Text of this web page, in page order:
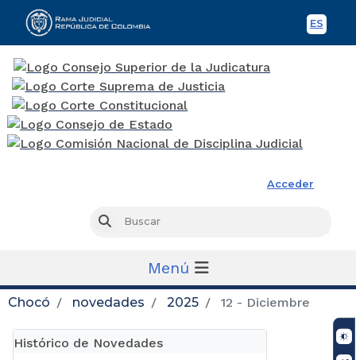
ES
Acceder
Buscar
Menú
Chocó novedades 2025 12 - Diciembre
Histórico de Novedades